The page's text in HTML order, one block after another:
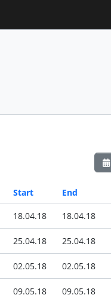
Start End
18.04.18 18.04.18
25.04.18 25.04.18
02.05.18 02.05.18
09.05.18 09.05.18